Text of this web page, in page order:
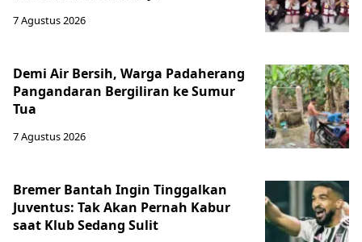
7 Agustus 2026
Demi Air Bersih, Warga Padaherang
Pangandaran Bergiliran ke Sumur
Tua
7 Agustus 2026
Bremer Bantah Ingin Tinggalkan
Juventus: Tak Akan Pernah Kabur
saat Klub Sedang Sulit